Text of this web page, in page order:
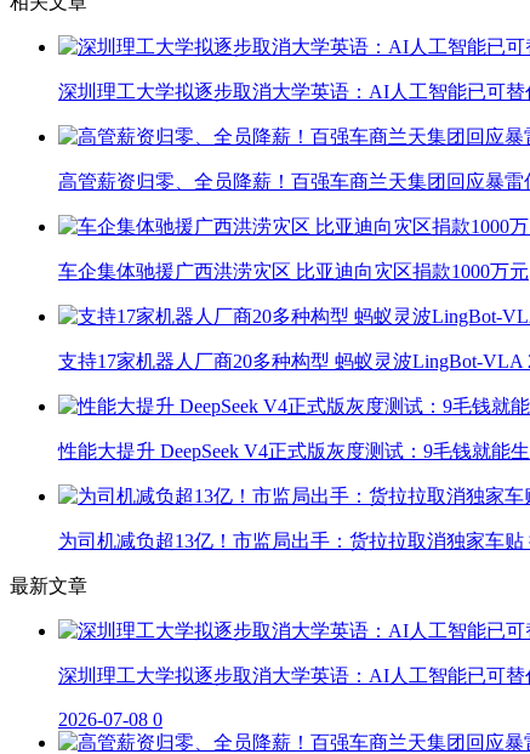
深圳理工大学拟逐步取消大学英语：AI人工智能已可替
高管薪资归零、全员降薪！百强车商兰天集团回应暴
车企集体驰援广西洪涝灾区 比亚迪向灾区捐款1000万元
支持17家机器人厂商20多种构型 蚂蚁灵波LingBot-VLA
性能大提升 DeepSeek V4正式版灰度测试：9毛钱就能
为司机减负超13亿！市监局出手：货拉拉取消独家车贴
最新文章
深圳理工大学拟逐步取消大学英语：AI人工智能已可替
2026-07-08 0